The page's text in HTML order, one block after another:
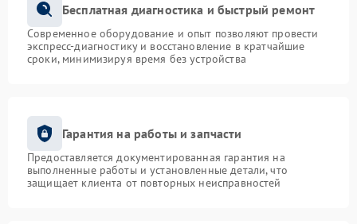
Бесплатная диагностика и быстрый ремонт
Современное оборудование и опыт позволяют провести
экспресс-диагностику и восстановление в кратчайшие
сроки, минимизируя время без устройства
Гарантия на работы и запчасти
Предоставляется документированная гарантия на
выполненные работы и установленные детали, что
защищает клиента от повторных неисправностей